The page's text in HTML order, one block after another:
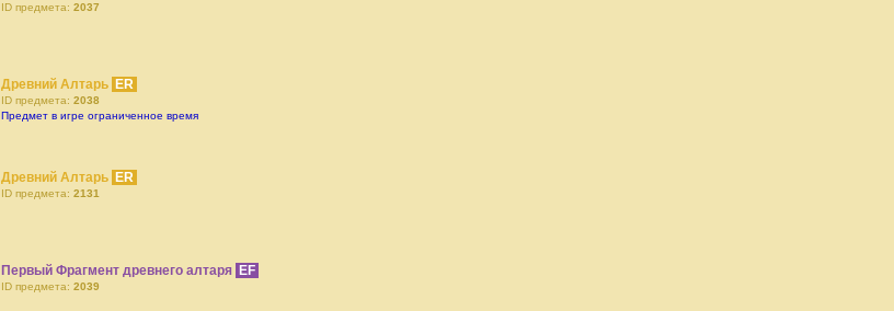
ID предмета: 2037
Древний Алтарь ER
ID предмета: 2038
Предмет в игре ограниченное время
Древний Алтарь ER
ID предмета: 2131
Первый Фрагмент древнего алтаря EF
ID предмета: 2039